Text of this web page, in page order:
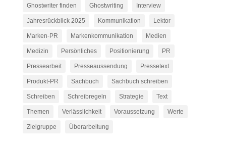
Ghostwriter finden Ghostwriting Interview
Jahresrückblick 2025 Kommunikation Lektor
Marken-PR Markenkommunikation Medien
Medizin Persönliches Positionierung PR
Pressearbeit Presseaussendung Pressetext
Produkt-PR Sachbuch Sachbuch schreiben
Schreiben Schreibregeln Strategie Text
Themen Verlässlichkeit Voraussetzung Werte
Zielgruppe Überarbeitung